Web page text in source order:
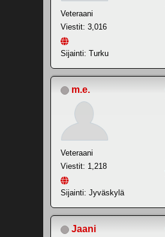
Veteraani
Viestit: 3,016
Sijainti: Turku
m.e.
Veteraani
Viestit: 1,218
Sijainti: Jyväskylä
Jaani